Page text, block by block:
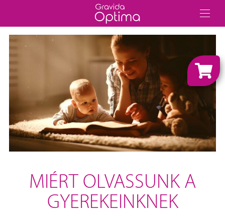
MIÉRT OLVASSUNK A
GYEREKEINKNEK